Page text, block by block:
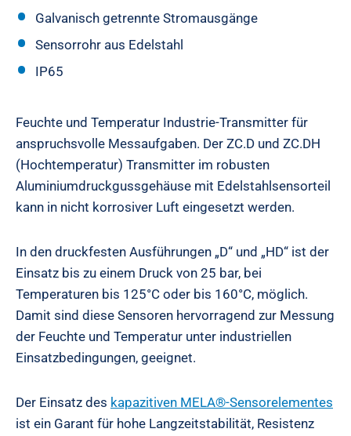
Galvanisch getrennte Stromausgänge
Sensorrohr aus Edelstahl
IP65
Feuchte und Temperatur Industrie-Transmitter für
anspruchsvolle Messaufgaben. Der ZC.D und ZC.DH
(Hochtemperatur) Transmitter im robusten
Aluminiumdruckgussgehäuse mit Edelstahlsensorteil
kann in nicht korrosiver Luft eingesetzt werden.
In den druckfesten Ausführungen „D“ und „HD“ ist der
Einsatz bis zu einem Druck von 25 bar, bei
Temperaturen bis 125°C oder bis 160°C, möglich.
Damit sind diese Sensoren hervorragend zur Messung
der Feuchte und Temperatur unter industriellen
Einsatzbedingungen, geeignet.
Der Einsatz des kapazitiven MELA®-Sensorelementes
ist ein Garant für hohe Langzeitstabilität, Resistenz